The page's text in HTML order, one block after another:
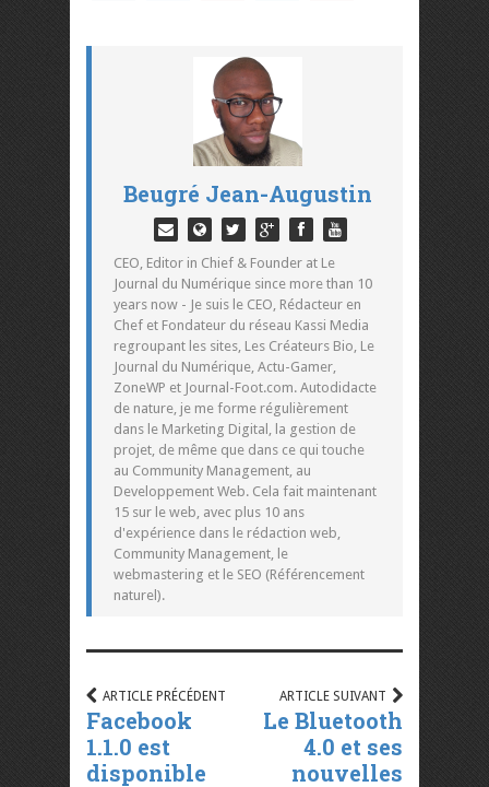
Beugré Jean-Augustin
CEO, Editor in Chief & Founder at Le
Journal du Numérique since more than 10
years now - Je suis le CEO, Rédacteur en
Chef et Fondateur du réseau Kassi Media
regroupant les sites, Les Créateurs Bio, Le
Journal du Numérique, Actu-Gamer,
ZoneWP et Journal-Foot.com. Autodidacte
de nature, je me forme régulièrement
dans le Marketing Digital, la gestion de
projet, de même que dans ce qui touche
au Community Management, au
Developpement Web. Cela fait maintenant
15 sur le web, avec plus 10 ans
d'expérience dans le rédaction web,
Community Management, le
webmastering et le SEO (Référencement
naturel).
ARTICLE PRÉCÉDENT
Facebook
1.1.0 est
disponible
ARTICLE SUIVANT
Le Bluetooth
4.0 et ses
nouvelles